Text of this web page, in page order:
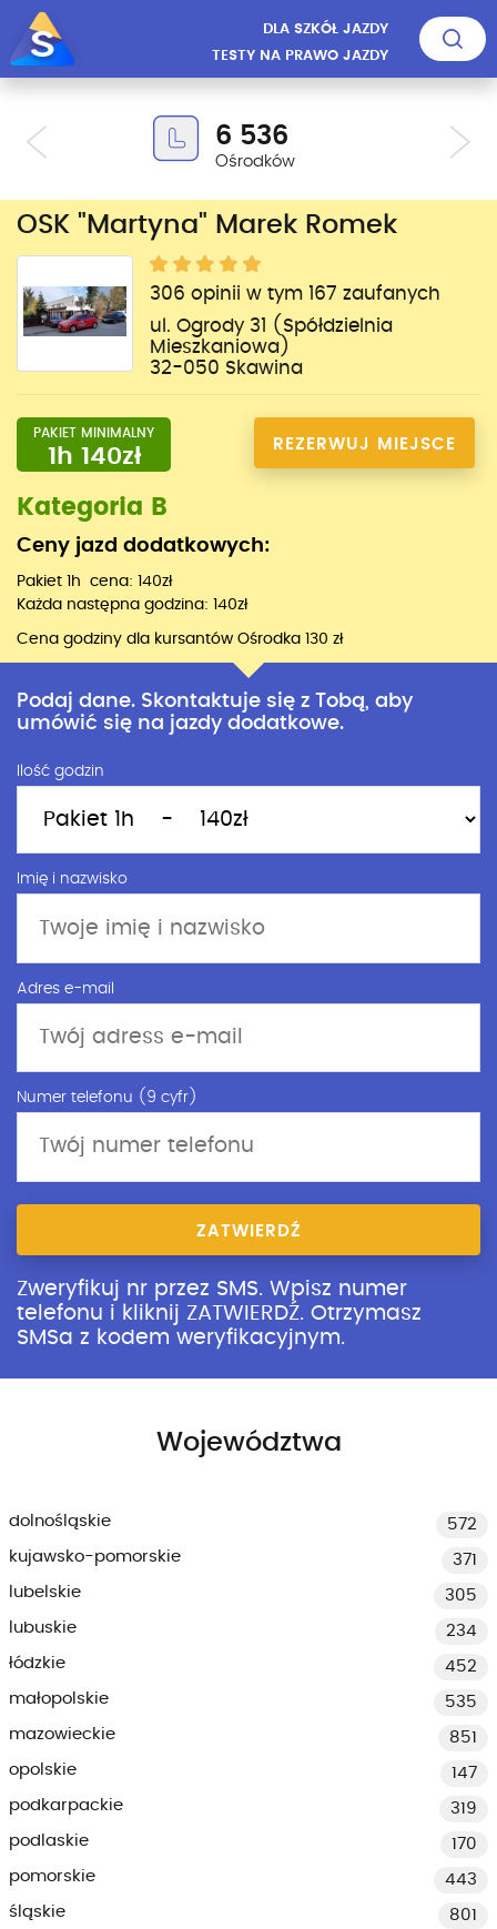
DLA SZKÓŁ JAZDY
TESTY NA PRAWO JAZDY
6 536
Ośrodków
OSK "Martyna" Marek Romek
306 opinii w tym 167 zaufanych
ul. Ogrody 31 (Spółdzielnia
Mieszkaniowa)
32-050 Skawina
PAKIET MINIMALNY
1h 140zł REZERWUJ MIEJSCE
Kategoria B
Ceny jazd dodatkowych:
Pakiet 1h cena: 140zł
Każda następna godzina: 140zł
Cena godziny dla kursantów Ośrodka 130 zł
Podaj dane. Skontaktuje się z Tobą, aby
umówić się na jazdy dodatkowe.
Ilość godzin
Imię i nazwisko
Adres e-mail
Numer telefonu (9 cyfr)
ZATWIERDŹ
Zweryfikuj nr przez SMS. Wpisz numer
telefonu i kliknij ZATWIERDŹ. Otrzymasz
SMSa z kodem weryfikacyjnym.
Województwa
dolnośląskie
572
kujawsko-pomorskie
371
lubelskie
305
lubuskie
234
łódzkie
452
małopolskie
535
mazowieckie
851
opolskie
147
podkarpackie
319
podlaskie
170
pomorskie
443
śląskie
801